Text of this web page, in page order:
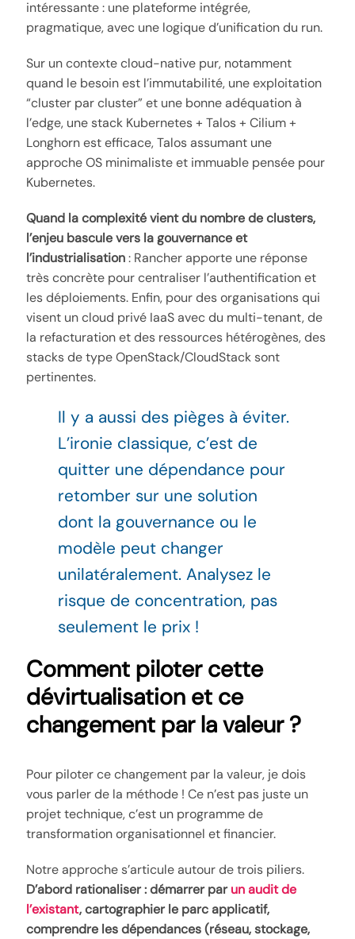
intéressante : une plateforme intégrée,
pragmatique, avec une logique d’unification du run.
Sur un contexte cloud-native pur, notamment
quand le besoin est l’immutabilité, une exploitation
“cluster par cluster” et une bonne adéquation à
l’edge, une stack Kubernetes + Talos + Cilium +
Longhorn est efficace, Talos assumant une
approche OS minimaliste et immuable pensée pour
Kubernetes.
Quand la complexité vient du nombre de clusters,
l’enjeu bascule vers la gouvernance et
l’industrialisation: Rancher apporte une réponse
très concrète pour centraliser l’authentification et
les déploiements. Enfin, pour des organisations qui
visent un cloud privé IaaS avec du multi-tenant, de
la refacturation et des ressources hétérogènes, des
stacks de type OpenStack/CloudStack sont
pertinentes.
Il y a aussi des pièges à éviter.
L’ironie classique, c’est de
quitter une dépendance pour
retomber sur une solution
dont la gouvernance ou le
modèle peut changer
unilatéralement. Analysez le
risque de concentration, pas
seulement le prix !
Comment piloter cette
dévirtualisation et ce
changement par la valeur ?
Pour piloter ce changement par la valeur, je dois
vous parler de la méthode ! Ce n’est pas juste un
projet technique, c’est un programme de
transformation organisationnel et financier.
Notre approche s’articule autour de trois piliers.
D’abord rationaliser : démarrer parun audit de
l’existant, cartographier le parc applicatif,
comprendre les dépendances (réseau, stockage,